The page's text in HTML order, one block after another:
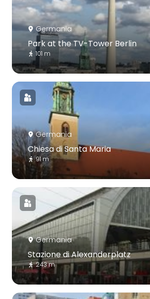
Germania
Park at the TV-Tower Berlin
101 m
Germania
Chiesa di Santa Maria
91 m
Germania
Stazione di Alexanderplatz
243 m